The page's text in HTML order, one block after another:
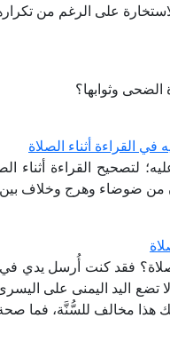
على الرغم من
وثوابها؟
في القراءة أثناء الصلاة
لتصحيح القراءة
ضوضاء وهرج وخلاف بين
فقد كنت أُرسل يدي في
تضع اليد اليمنى على
هذا مخالف للسُّنَّة، فما